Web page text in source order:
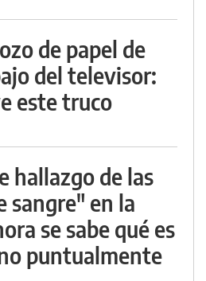
de papel de
del televisor:
este truco
hallazgo de las
sangre" en la
se sabe qué es
puntualmente